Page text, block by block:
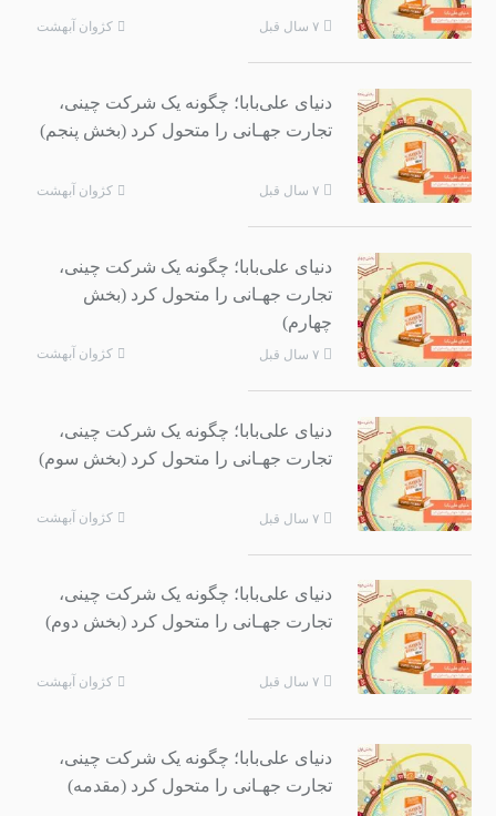
۷ سال قبل کژوان آبهشت
دنیای علی‌بابا؛ چگونه یک شرکت چینی،
تجارت جهـانی را متحول کرد (بخش پنجم)
۷ سال قبل کژوان آبهشت
دنیای علی‌بابا؛ چگونه یک شرکت چینی،
تجارت جهـانی را متحول کرد (بخش
چهارم)
۷ سال قبل کژوان آبهشت
دنیای علی‌بابا؛ چگونه یک شرکت چینی،
تجارت جهـانی را متحول کرد (بخش سوم)
۷ سال قبل کژوان آبهشت
دنیای علی‌بابا؛ چگونه یک شرکت چینی،
تجارت جهـانی را متحول کرد (بخش دوم)
۷ سال قبل کژوان آبهشت
دنیای علی‌بابا؛ چگونه یک شرکت چینی،
تجارت جهـانی را متحول کرد (مقدمه)